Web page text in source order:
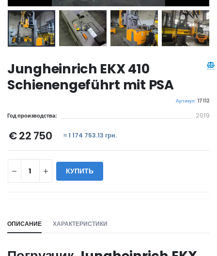
Jungheinrich EKX 410
Schienengeführt mit PSA
Артикул: 17112
Год производства: 2019
€ 22 750 ≈ 1 174 753.13 грн.
КУПИТЬ
ОПИСАНИЕ ХАРАКТЕРИСТИКИ